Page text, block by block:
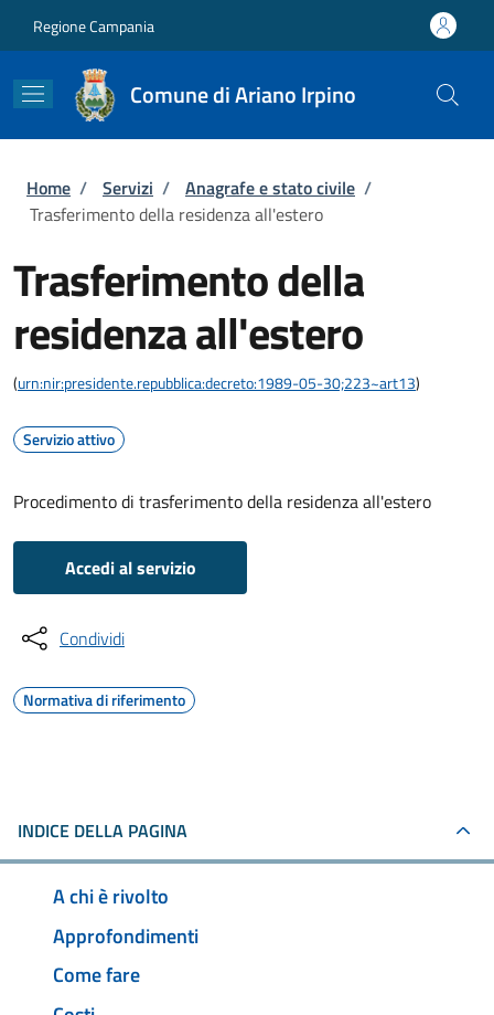
Regione Campania
Comune di Ariano Irpino
Briciole di pane
Home / Servizi / Anagrafe e stato civile /
Trasferimento della residenza all'estero
Trasferimento della
residenza all'estero
(urn:nir:presidente.repubblica:decreto:1989-05-30;223~art13)
Servizio attivo
Procedimento di trasferimento della residenza all'estero
Accedi al servizio
Condividi
Normativa di riferimento
INDICE DELLA PAGINA
A chi è rivolto
Approfondimenti
Come fare